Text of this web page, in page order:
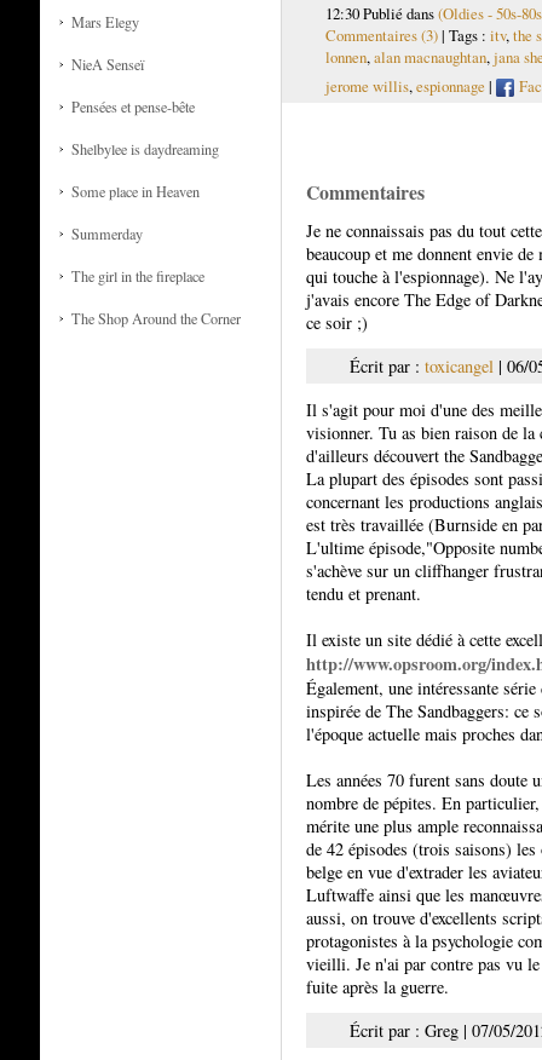
Mars Elegy
NieA Senseï
Pensées et pense-bête
Shelbylee is daydreaming
Some place in Heaven
Summerday
The girl in the fireplace
The Shop Around the Corner
12:30 Publié dans(Oldies - 50s-
Commentaires (3)| Tags : itv,the
lonnen,alan macnaughtan,jana
jerome willis,espionnage |
Commentaires
Je ne connaissais pas du tout
beaucoup et me donnent envie
qui touche à l'espionnage). Ne
j'avais encore The Edge of
ce soir ;)
Écrit par : toxicangel | 06/
Il s'agit pour moi d'une des
visionner. Tu as bien raison de
d'ailleurs découvert the
La plupart des épisodes sont
concernant les productions
est très travaillée (Burnside en
L'ultime épisode,"Opposite
s'achève sur un cliffhanger
tendu et prenant.
Il existe un site dédié à cette
http://www.opsroom.org/
Également, une intéressante
inspirée de The Sandbaggers: ce
l'époque actuelle mais proches
Les années 70 furent sans doute
nombre de pépites. En
mérite une plus ample
de 42 épisodes (trois saisons) les
belge en vue d'extrader les
Luftwaffe ainsi que les
aussi, on trouve d'excellents
protagonistes à la psychologie
vieilli. Je n'ai par contre pas vu
fuite après la guerre.
Écrit par : Greg | 07/05/